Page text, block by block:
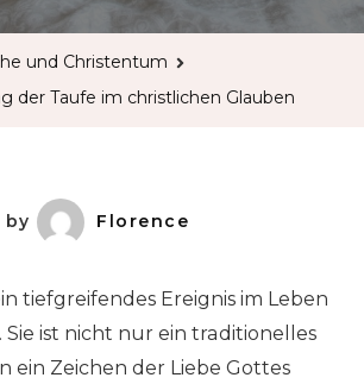
und Christentum
der Taufe im christlichen Glauben
by Florence
tiefgreifendes Ereignis im Leben
Sie ist nicht nur ein traditionelles
ein Zeichen der Liebe Gottes